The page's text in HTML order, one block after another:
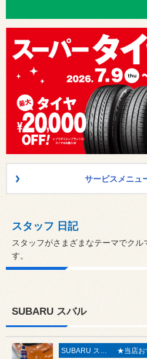
サービスメニュ
スタッフ 日記
スタッフがさまざまなテーマでクル
す。
SUBARU スバル